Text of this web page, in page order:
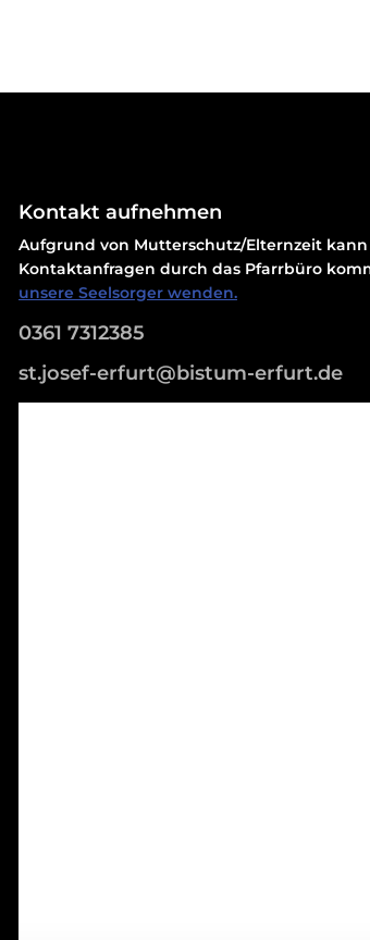
Kontakt aufnehmen
Aufgrund von Mutterschutz/Elternzeit
Kontaktanfragen durch das Pfarrbüro
unsere Seelsorger wenden.
0361 7312385
st.josef-erfurt@bistum-erfurt.de